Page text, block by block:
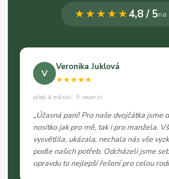
★★★★★4,8 / 5
V
Veronika Juklová
★★★★★
před 4 měsíci · 9 recenzí
„Úžasná paní! Pro naše dvojčátka jsme
nosítko jak pro mě, tak i pro manžela.
vysvětlila, ukázala, nechala nás vše
podle našich potřeb. Odcházeli jsme
opravdu to nejlepší řešení pro celou